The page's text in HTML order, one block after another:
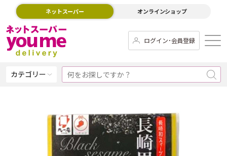
ネットスーパー オンラインショップ
ログイン･会員登録
カテゴリー